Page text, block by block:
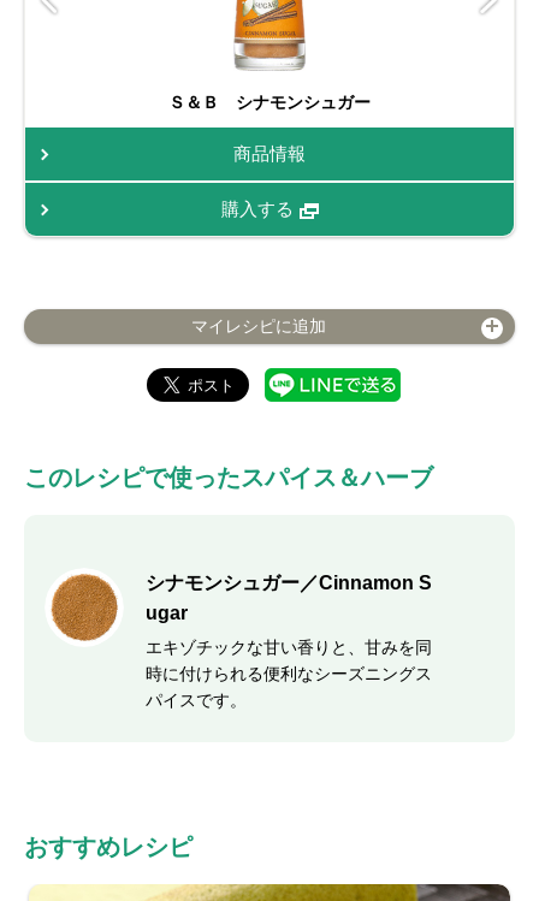
Ｓ＆Ｂ シナモンシュガー
商品情報
購入する
マイレシピに追加
このレシピで使ったスパイス＆ハーブ
シナモンシュガー／Cinnamon S
ugar
エキゾチックな甘い香りと、甘みを同
時に付けられる便利なシーズニングス
パイスです。
おすすめレシピ